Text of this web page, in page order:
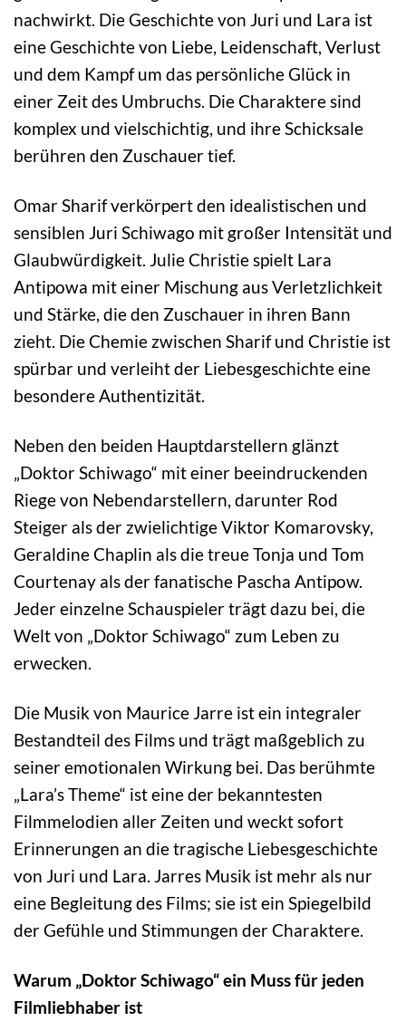
nachwirkt. Die Geschichte von Juri und Lara ist
eine Geschichte von Liebe, Leidenschaft, Verlust
und dem Kampf um das persönliche Glück in
einer Zeit des Umbruchs. Die Charaktere sind
komplex und vielschichtig, und ihre Schicksale
berühren den Zuschauer tief.
Omar Sharif verkörpert den idealistischen und
sensiblen Juri Schiwago mit großer Intensität und
Glaubwürdigkeit. Julie Christie spielt Lara
Antipowa mit einer Mischung aus Verletzlichkeit
und Stärke, die den Zuschauer in ihren Bann
zieht. Die Chemie zwischen Sharif und Christie ist
spürbar und verleiht der Liebesgeschichte eine
besondere Authentizität.
Neben den beiden Hauptdarstellern glänzt
„Doktor Schiwago“ mit einer beeindruckenden
Riege von Nebendarstellern, darunter Rod
Steiger als der zwielichtige Viktor Komarovsky,
Geraldine Chaplin als die treue Tonja und Tom
Courtenay als der fanatische Pascha Antipow.
Jeder einzelne Schauspieler trägt dazu bei, die
Welt von „Doktor Schiwago“ zum Leben zu
erwecken.
Die Musik von Maurice Jarre ist ein integraler
Bestandteil des Films und trägt maßgeblich zu
seiner emotionalen Wirkung bei. Das berühmte
„Lara’s Theme“ ist eine der bekanntesten
Filmmelodien aller Zeiten und weckt sofort
Erinnerungen an die tragische Liebesgeschichte
von Juri und Lara. Jarres Musik ist mehr als nur
eine Begleitung des Films; sie ist ein Spiegelbild
der Gefühle und Stimmungen der Charaktere.
Warum „Doktor Schiwago“ ein Muss für jeden
Filmliebhaber ist